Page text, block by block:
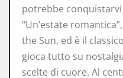
potrebbe
“Un’estate
the Sun, ed è il
gioca tutto su
scelte di cuore. Al